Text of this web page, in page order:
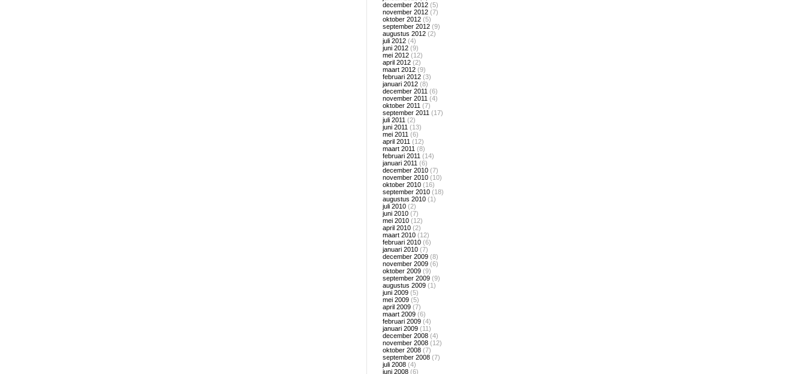
december 2012 (5)
november 2012 (7)
oktober 2012 (5)
september 2012 (9)
augustus 2012 (2)
juli 2012 (4)
juni 2012 (9)
mei 2012 (12)
april 2012 (2)
maart 2012 (9)
februari 2012 (3)
januari 2012 (8)
december 2011 (6)
november 2011 (4)
oktober 2011 (7)
september 2011 (17)
juli 2011 (2)
juni 2011 (13)
mei 2011 (6)
april 2011 (12)
maart 2011 (8)
februari 2011 (14)
januari 2011 (6)
december 2010 (7)
november 2010 (10)
oktober 2010 (16)
september 2010 (18)
augustus 2010 (1)
juli 2010 (2)
juni 2010 (7)
mei 2010 (12)
april 2010 (2)
maart 2010 (12)
februari 2010 (6)
januari 2010 (7)
december 2009 (8)
november 2009 (6)
oktober 2009 (9)
september 2009 (9)
augustus 2009 (1)
juni 2009 (5)
mei 2009 (5)
april 2009 (7)
maart 2009 (6)
februari 2009 (4)
januari 2009 (11)
december 2008 (4)
november 2008 (12)
oktober 2008 (7)
september 2008 (7)
juli 2008 (4)
juni 2008 (6)